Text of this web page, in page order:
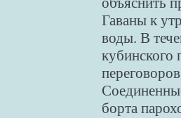
Гаваны к
воды. В
кубинского
борта